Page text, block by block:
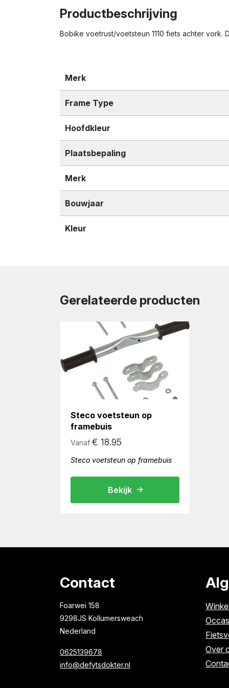
Productbeschrijving
Bobike voetrust/voetsteun 1110 fiets achter vork.
Merk
Frame Type
Hoofdkleur
Plaatsbepaling
Merk
Bouwjaar
Kleur
Gerelateerde producten
Steco voetsteun op
framebuis
Vanaf € 18.95
Steco voetsteun op framebuis
Bekijk
Contact
Foarwei 158
9298JS Kollumersweach
Nederland
0625139678
info@defytsdokter.nl
Over